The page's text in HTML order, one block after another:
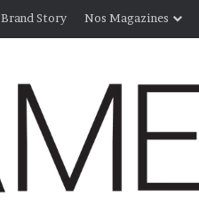
Brand Story Nos Magazines